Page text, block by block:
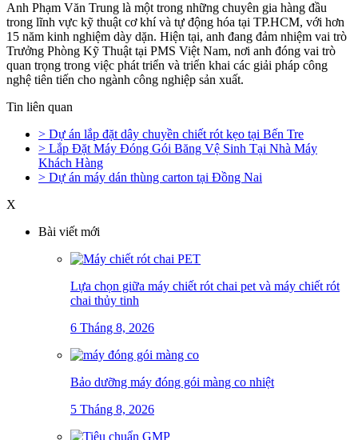
Anh Phạm Văn Trung là một trong những chuyên gia hàng đầu
trong lĩnh vực kỹ thuật cơ khí và tự động hóa tại TP.HCM, với hơn
15 năm kinh nghiệm dày dặn. Hiện tại, anh đang đảm nhiệm vai trò
Trưởng Phòng Kỹ Thuật tại PMS Việt Nam, nơi anh đóng vai trò
quan trọng trong việc phát triển và triển khai các giải pháp công
nghệ tiên tiến cho ngành công nghiệp sản xuất.
Tin liên quan
> Dự án lắp đặt dây chuyền chiết rót kẹo tại Bến Tre
> Lắp Đặt Máy Đóng Gói Băng Vệ Sinh Tại Nhà Máy
Khách Hàng
> Dự án máy dán thùng carton tại Đồng Nai
X
Bài viết mới
Lựa chọn giữa máy chiết rót chai pet và máy chiết rót
chai thủy tinh
6 Tháng 8, 2026
Bảo dưỡng máy đóng gói màng co nhiệt
5 Tháng 8, 2026